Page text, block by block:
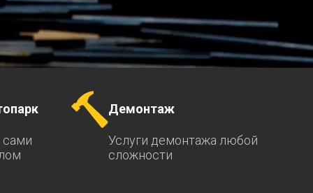
Демонтаж
Услуги демонтажа любой
сложности